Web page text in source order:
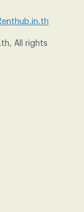
5,000 บาท
All rights